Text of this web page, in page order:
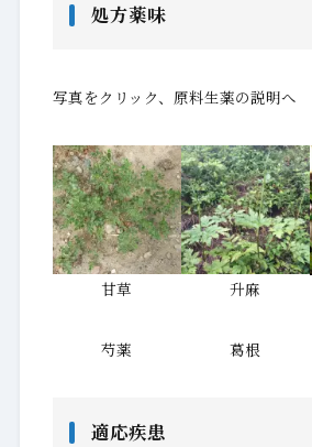
処方薬味
写真をクリック、原料生薬の説明へ
甘草 升麻
芍薬 葛根
適応疾患